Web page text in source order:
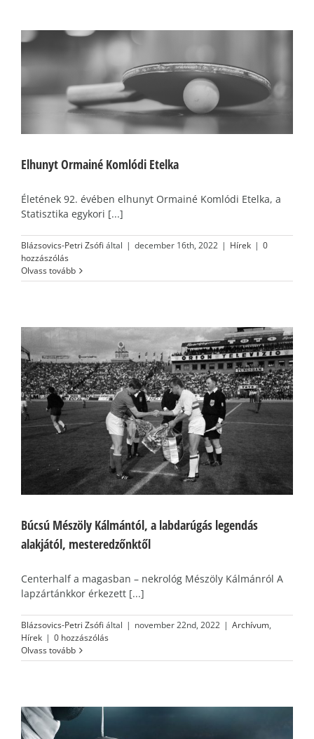
Elhunyt Ormainé Komlódi Etelka
Életének 92. évében elhunyt Ormainé Komlódi Etelka, a
Statisztika egykori [...]
Blázsovics-Petri Zsófi által | december 16th, 2022 | Hírek | 0
hozzászólás
Olvass tovább
Búcsú Mészöly Kálmántól, a labdarúgás legendás
alakjától, mesteredzőnktől
Centerhalf a magasban – nekrológ Mészöly Kálmánról A
lapzártánkkor érkezett [...]
Blázsovics-Petri Zsófi által | november 22nd, 2022 | Archívum,
Hírek | 0 hozzászólás
Olvass tovább